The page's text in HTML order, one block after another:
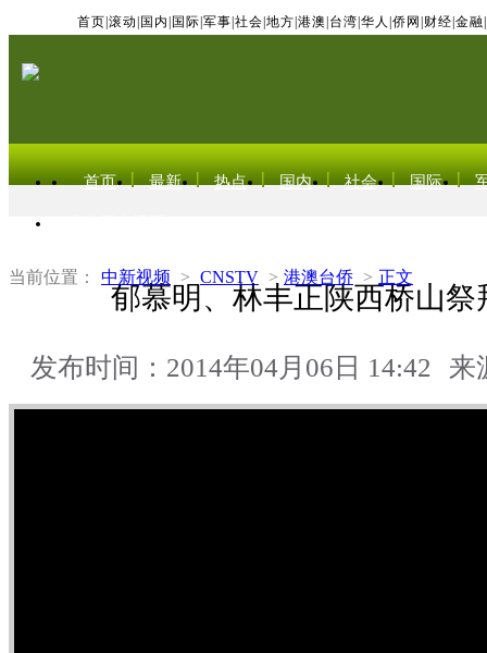
首页 滚动 国内 国际 军事 社会 地方 港澳 台湾 华人 侨网 财经 金融
首页 最新 热点 国内 社会 国际
当前位置： 中新视频 > CNSTV > 港澳台侨 > 正文
郁慕明、林丰正陕西桥山祭
发布时间：2014年04月06日 14:42 来